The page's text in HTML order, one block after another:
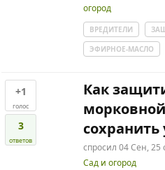
огород
ВРЕДИТЕЛИ
ЭФИРНОЕ-МАСЛО
+1
голос
3
ответов
Как
спросил 04 Сен, 25
Сад и огород